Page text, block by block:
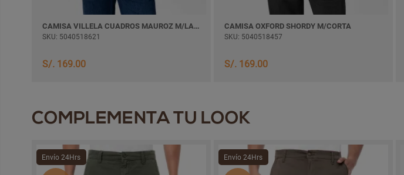
CAMISA VILLELA CUADROS MAUROZ M/LARGA
SKU: 5040518621
S/. 169.00
CAMISA OXFORD SHORDY M/CORTA
SKU: 5040518457
S/. 169.00
COMPLEMENTA TU LOOK
Envío 24Hrs Envío 24Hrs